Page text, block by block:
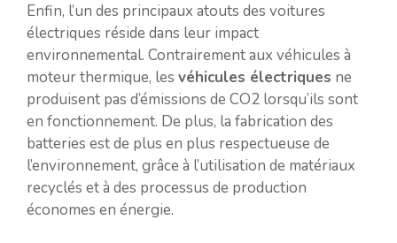
Enfin, l’un des principaux atouts des voitures
électriques réside dans leur impact
environnemental. Contrairement aux véhicules à
moteur thermique, les véhicules électriques ne
produisent pas d’émissions de CO2 lorsqu’ils sont
en fonctionnement. De plus, la fabrication des
batteries est de plus en plus respectueuse de
l’environnement, grâce à l’utilisation de matériaux
recyclés et à des processus de production
économes en énergie.